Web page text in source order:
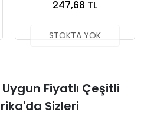
247,68 TL
STOKTA YOK
Fiyatlı Çeşitli
Sizleri